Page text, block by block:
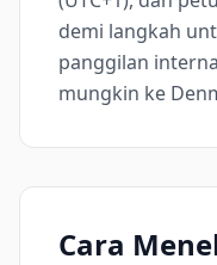
demi langkah
panggilan
mungkin ke
Cara